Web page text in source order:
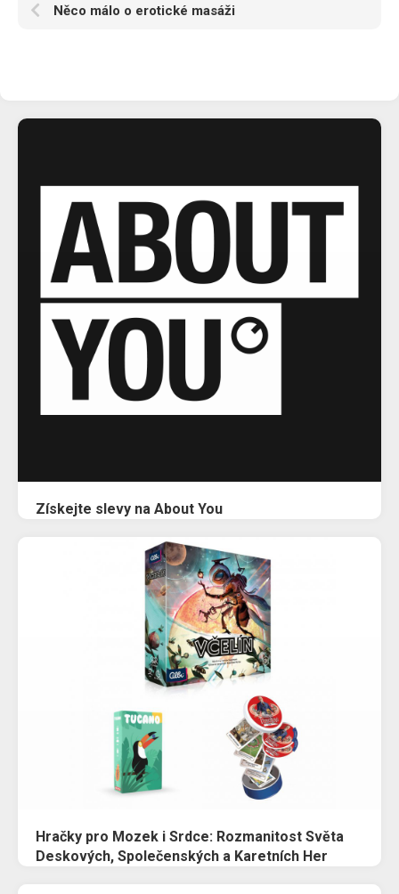
Něco málo o erotické masáži
Získejte slevy na About You
Hračky pro Mozek i Srdce: Rozmanitost Světa
Deskových, Společenských a Karetních Her